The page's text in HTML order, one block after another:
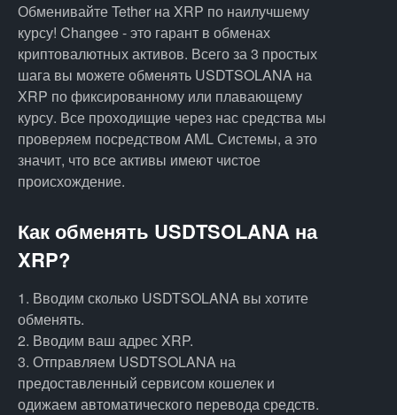
Обменивайте Tether на XRP по наилучшему
курсу! Changee - это гарант в обменах
криптовалютных активов. Всего за 3 простых
шага вы можете обменять USDTSOLANA на
XRP по фиксированному или плавающему
курсу. Все проходищие через нас средства мы
проверяем посредством AML Системы, а это
значит, что все активы имеют чистое
происхождение.
Как обменять USDTSOLANA на
XRP?
1. Вводим сколько USDTSOLANA вы хотите
обменять.
2. Вводим ваш адрес XRP.
3. Отправляем USDTSOLANA на
предоставленный сервисом кошелек и
одижаем автоматического перевода средств.